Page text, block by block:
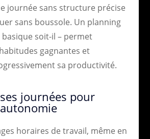
journée sans structure précise
sans boussole. Un planning
basique soit-il – permet
gagnantes et
sa productivité.
journées pour
horaires de travail, même en